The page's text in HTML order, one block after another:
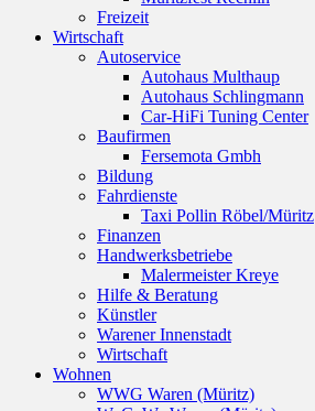
Freizeit
Wirtschaft
Autoservice
Autohaus Multhaup
Autohaus Schlingmann
Car-HiFi Tuning Center
Baufirmen
Fersemota Gmbh
Bildung
Fahrdienste
Taxi Pollin Röbel/Müritz
Finanzen
Handwerksbetriebe
Malermeister Kreye
Hilfe & Beratung
Künstler
Warener Innenstadt
Wirtschaft
Wohnen
WWG Waren (Müritz)